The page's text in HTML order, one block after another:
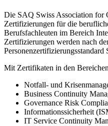
Die SAQ Swiss Association for
Zertifizierungen für die
Berufsfachleuten im Bereich
Zertifizierungen werden nach
Mit Zertifikaten in den Bereichen
Notfall- und
Business Continuity
Governance Risk
Informationssicherheit
IT Service Continuity